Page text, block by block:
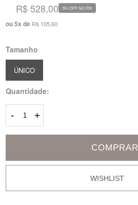
R$ 528,00
ou5x de R$ 105,60
5% OFF NO PIX
Tamanho
ÚNICO
Quantidade:
- +
COMPRAR